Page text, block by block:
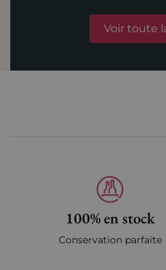
Voir toute
100% en stock
Conservation parfaite